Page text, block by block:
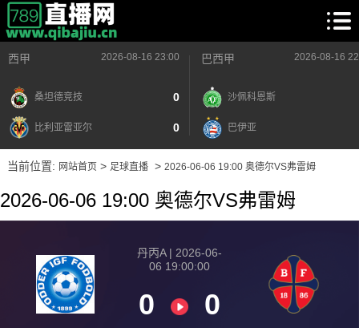
西甲 2026-08-16 23:00
桑坦德竞技 0
比利亚雷亚尔 0
巴西甲 2026-08-16
沙佩科恩斯
巴伊亚
当前位置: 网站首页> 足球直播> 2026-06-06 19:00 奥德尔VS弗雷姆
2026-06-06 19:00 奥德尔VS弗雷姆
丹丙A | 2026-06-
06 19:00:00
0 0